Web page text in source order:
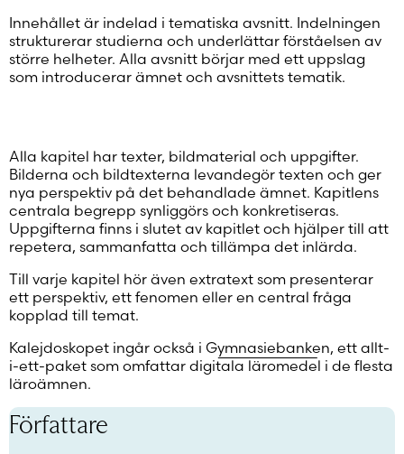
Innehållet är indelad i tematiska avsnitt. Indelningen
strukturerar studierna och underlättar förståelsen av
större helheter. Alla avsnitt börjar med ett uppslag
som introducerar ämnet och avsnittets tematik.
Alla kapitel har texter, bildmaterial och uppgifter.
Bilderna och bildtexterna levandegör texten och ger
nya perspektiv på det behandlade ämnet. Kapitlens
centrala begrepp synliggörs och konkretiseras.
Uppgifterna finns i slutet av kapitlet och hjälper till att
repetera, sammanfatta och tillämpa det inlärda.
Till varje kapitel hör även extratext som presenterar
ett perspektiv, ett fenomen eller en central fråga
kopplad till temat.
Kalejdoskopet ingår också i Gymnasiebanken, ett allt-
i-ett-paket som omfattar digitala läromedel i de flesta
läroämnen.
Författare